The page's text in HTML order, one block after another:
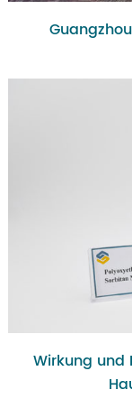
Wirkung und